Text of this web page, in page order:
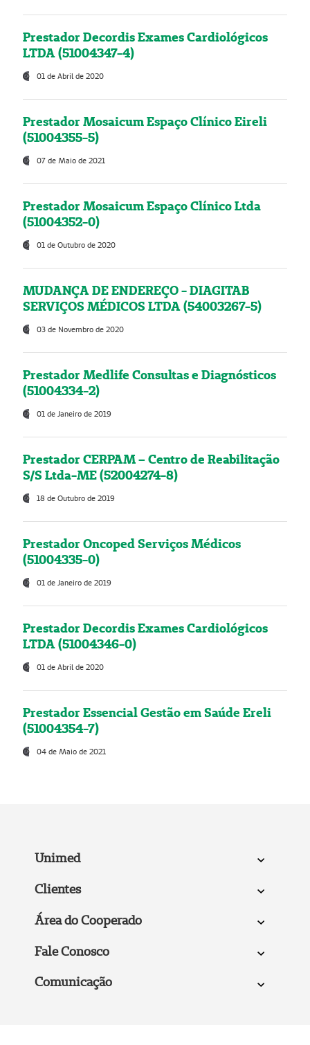
Prestador Decordis Exames Cardiológicos
LTDA (51004347-4)
01 de Abril de 2020
Prestador Mosaicum Espaço Clínico Eireli
(51004355-5)
07 de Maio de 2021
Prestador Mosaicum Espaço Clínico Ltda
(51004352-0)
01 de Outubro de 2020
MUDANÇA DE ENDEREÇO - DIAGITAB
SERVIÇOS MÉDICOS LTDA (54003267-5)
03 de Novembro de 2020
Prestador Medlife Consultas e Diagnósticos
(51004334-2)
01 de Janeiro de 2019
Prestador CERPAM – Centro de Reabilitação
S/S Ltda-ME (52004274-8)
18 de Outubro de 2019
Prestador Oncoped Serviços Médicos
(51004335-0)
01 de Janeiro de 2019
Prestador Decordis Exames Cardiológicos
LTDA (51004346-0)
01 de Abril de 2020
Prestador Essencial Gestão em Saúde Ereli
(51004354-7)
04 de Maio de 2021
Unimed
Clientes
Área do Cooperado
Fale Conosco
Comunicação